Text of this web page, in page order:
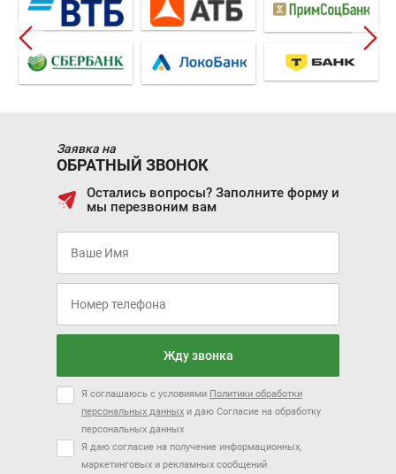
Заявка на
ОБРАТНЫЙ ЗВОНОК
Остались вопросы? Заполните форму и
мы перезвоним вам
Жду звонка
Я соглашаюсь с условиями Политики обработки
персональных данных и даю Согласие на обработку
персональных данных
Я даю согласие на получение информационных,
маркетинговых и рекламных сообщений